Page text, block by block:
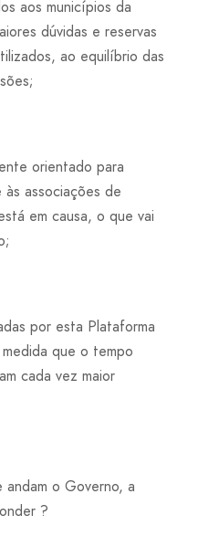
aos municípios da
dúvidas e reservas
ao equilíbrio das
orientado para
associações de
em causa, o que vai
por esta Plataforma
que o tempo
cada vez maior
o Governo, a
?